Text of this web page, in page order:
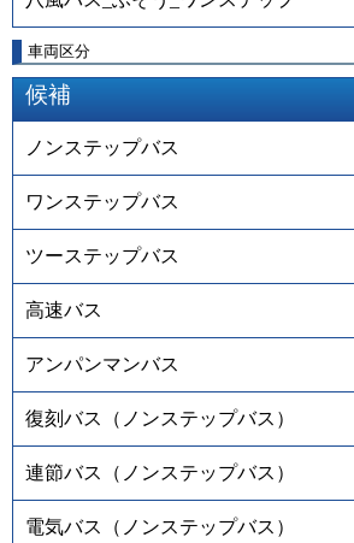
車両区分
候補
ノンステップバス
ワンステップバス
ツーステップバス
高速バス
アンパンマンバス
復刻バス（ノンステップバス）
連節バス（ノンステップバス）
電気バス（ノンステップバス）